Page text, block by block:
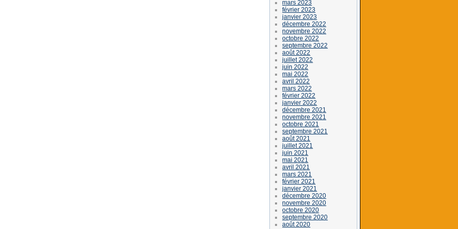
mars 2023
février 2023
janvier 2023
décembre 2022
novembre 2022
octobre 2022
septembre 2022
août 2022
juillet 2022
juin 2022
mai 2022
avril 2022
mars 2022
février 2022
janvier 2022
décembre 2021
novembre 2021
octobre 2021
septembre 2021
août 2021
juillet 2021
juin 2021
mai 2021
avril 2021
mars 2021
février 2021
janvier 2021
décembre 2020
novembre 2020
octobre 2020
septembre 2020
août 2020